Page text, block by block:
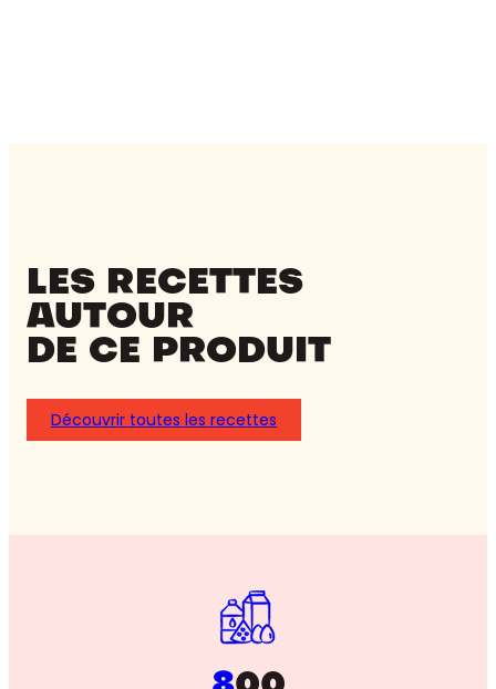
LES RECETTES
AUTOUR
DE CE PRODUIT
Découvrir toutes les recettes